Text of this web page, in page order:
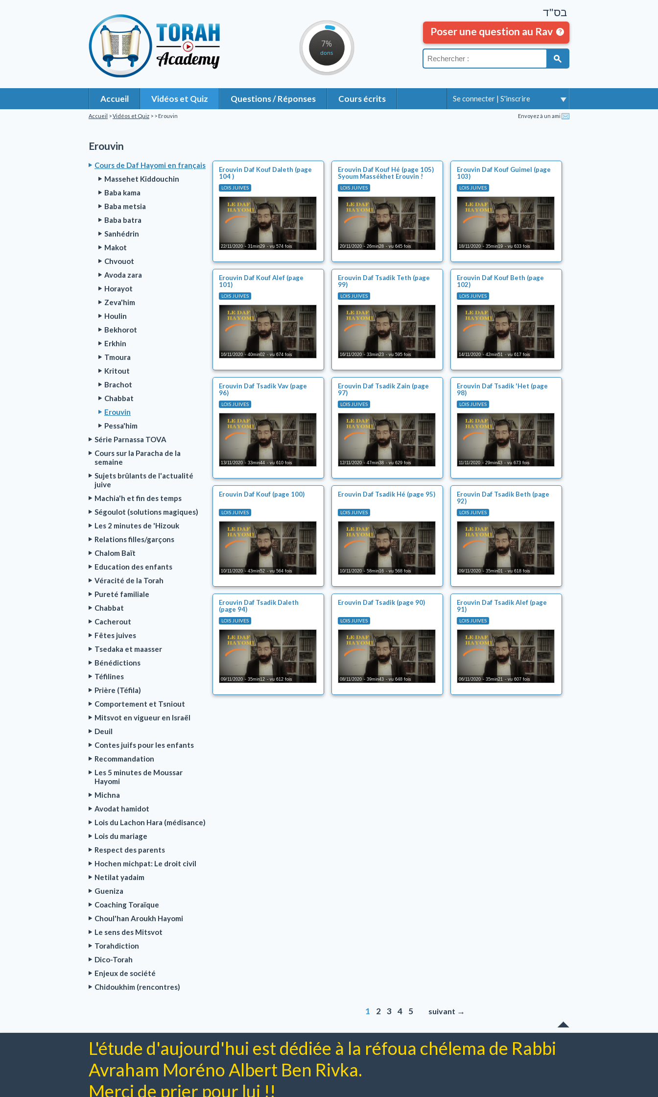
7%
dons
Se connecter | S'inscrire
בס"ד
Poser une question au Rav
Accueil Vidéos et Quiz Questions / Réponses Cours écrits
Accueil >Vidéos et Quiz > > Erouvin Envoyez à un ami
Erouvin
Cours de Daf Hayomi en français
Massehet Kiddouchin
Baba kama
Baba metsia
Baba batra
Sanhédrin
Makot
Chvouot
Avoda zara
Horayot
Zeva'him
Houlin
Bekhorot
Erkhin
Tmoura
Kritout
Brachot
Chabbat
Erouvin
Pessa'him
Série Parnassa TOVA
Cours sur la Paracha de la
semaine
Sujets brûlants de l'actualité
juive
Machia'h et fin des temps
Ségoulot (solutions magiques)
Les 2 minutes de 'Hizouk
Relations filles/garçons
Chalom Baït
Education des enfants
Véracité de la Torah
Pureté familiale
Chabbat
Cacherout
Fêtes juives
Tsedaka et maasser
Bénédictions
Téfilines
Prière (Téfila)
Comportement et Tsniout
Mitsvot en vigueur en Israël
Deuil
Contes juifs pour les enfants
Recommandation
Les 5 minutes de Moussar
Hayomi
Michna
Avodat hamidot
Lois du Lachon Hara (médisance)
Lois du mariage
Respect des parents
Hochen michpat: Le droit civil
Netilat yadaim
Gueniza
Coaching Toraïque
Choul'han Aroukh Hayomi
Le sens des Mitsvot
Torahdiction
Dico-Torah
Enjeux de société
Chidoukhim (rencontres)
Erouvin Daf Kouf Daleth (page
104 )
LOIS JUIVES
22/11/2020 31min29 vu 574 fois
Erouvin Daf Kouf Hé (page 105)
Syoum Massékhet Erouvin !
LOIS JUIVES
20/11/2020 26min28 vu 645 fois
Erouvin Daf Kouf Guimel (page
103)
LOIS JUIVES
18/11/2020 35min19 vu 633 fois
Erouvin Daf Kouf Alef (page
101)
LOIS JUIVES
16/11/2020 40min02 vu 674 fois
Erouvin Daf Tsadik Teth (page
99)
LOIS JUIVES
16/11/2020 33min23 vu 595 fois
Erouvin Daf Kouf Beth (page
102)
LOIS JUIVES
14/11/2020 42min51 vu 617 fois
Erouvin Daf Tsadik Vav (page
96)
LOIS JUIVES
13/11/2020 33min44 vu 610 fois
Erouvin Daf Tsadik Zain (page
97)
LOIS JUIVES
12/11/2020 47min38 vu 629 fois
Erouvin Daf Tsadik 'Het (page
98)
LOIS JUIVES
11/11/2020 29min43 vu 673 fois
Erouvin Daf Kouf (page 100)
LOIS JUIVES
10/11/2020 43min52 vu 564 fois
Erouvin Daf Tsadik Hé (page 95)
LOIS JUIVES
10/11/2020 58min16 vu 568 fois
Erouvin Daf Tsadik Beth (page
92)
LOIS JUIVES
09/11/2020 35min01 vu 618 fois
Erouvin Daf Tsadik Daleth
(page 94)
LOIS JUIVES
09/11/2020 35min12 vu 612 fois
Erouvin Daf Tsadik (page 90)
LOIS JUIVES
08/11/2020 39min43 vu 648 fois
Erouvin Daf Tsadik Alef (page
91)
LOIS JUIVES
06/11/2020 35min21 vu 607 fois
1 2 3 4 5 suivant →
L'étude d'aujourd'hui est dédiée à la réfoua chélema de Rabbi
Avraham Moréno Albert Ben Rivka.
Merci de prier pour lui !!